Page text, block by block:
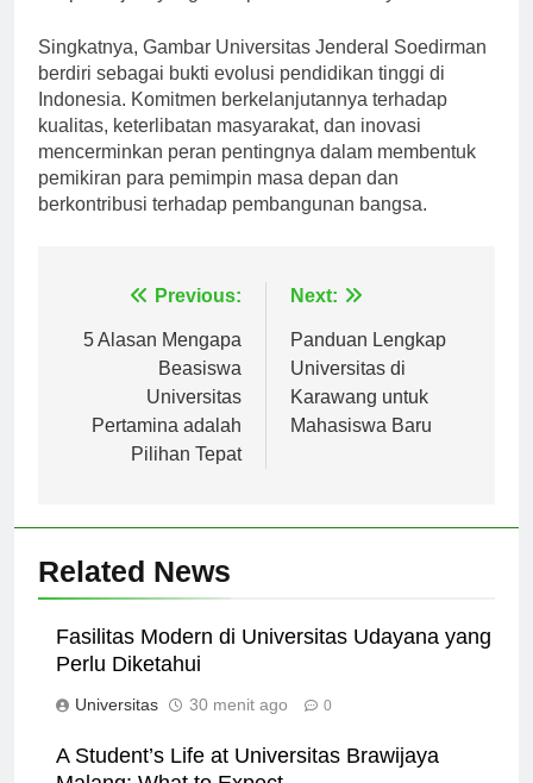
Singkatnya, Gambar Universitas Jenderal Soedirman
berdiri sebagai bukti evolusi pendidikan tinggi di
Indonesia. Komitmen berkelanjutannya terhadap
kualitas, keterlibatan masyarakat, dan inovasi
mencerminkan peran pentingnya dalam membentuk
pemikiran para pemimpin masa depan dan
5 Alasan Mengapa
Beasiswa
Universitas
Pertamina adalah
Panduan Lengkap
Universitas di
Karawang untuk
Related News
Fasilitas Modern di Universitas Udayana yang
A Student’s Life at Universitas Brawijaya